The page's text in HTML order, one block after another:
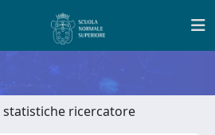
statistiche ricercatore